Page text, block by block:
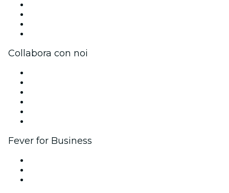
Collabora con noi
Fever for Business